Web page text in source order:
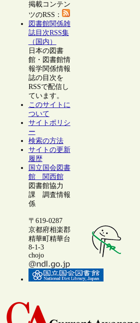
掲載コンテン
ツのRSS：
図書館関係雑
誌目次RSS集
（国内）
日本の図書
館・図書館情
報学関係情報
誌の目次を
RSSで配信し
ています。
このサイトに
ついて
サイトポリシ
ー
検索の方法
サイトの更新
履歴
国立国会図書
館 関西館
図書館協力
課 調査情報
係
〒619-0287
京都府相楽郡
精華町精華台
8-1-3
chojo